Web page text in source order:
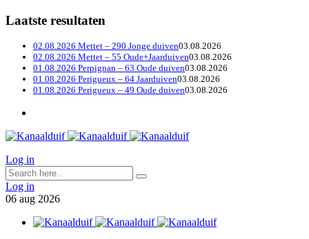
Laatste resultaten
02.08.2026 Mettet – 290 Jonge duiven03.08.2026
02.08.2026 Mettet – 55 Oude+Jaarduiven03.08.2026
01.08.2026 Perpignan – 63 Oude duiven03.08.2026
01.08.2026 Perigueux – 64 Jaarduiven03.08.2026
01.08.2026 Perigueux – 49 Oude duiven03.08.2026
Log in
Log in
06 aug 2026